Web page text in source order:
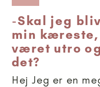
-Skal jeg
min
været utro
det?
Hej Jeg er en